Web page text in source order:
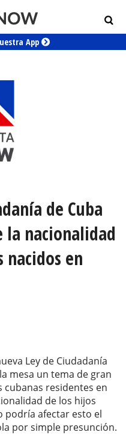
App
de Cuba
la nacionalidad
nacidos en
Ley de Ciudadanía
mesa un tema de gran
residentes en
de los hijos
podría afectar esto el
por simple presunción.